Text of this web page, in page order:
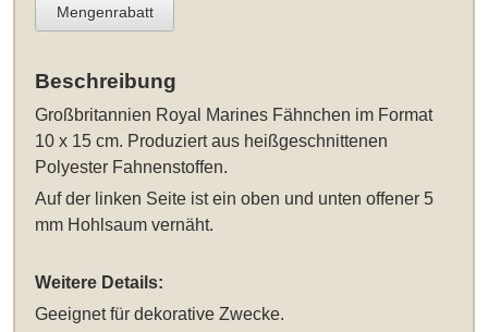
Mengenrabatt
Beschreibung
Großbritannien Royal Marines Fähnchen im Format
10 x 15 cm. Produziert aus heißgeschnittenen
Polyester Fahnenstoffen.
Auf der linken Seite ist ein oben und unten offener 5
mm Hohlsaum vernäht.
Weitere Details:
Geeignet für dekorative Zwecke.